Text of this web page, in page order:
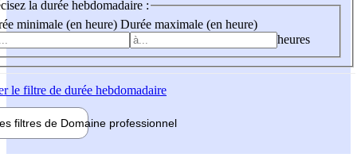
la durée hebdomadaire :
minimale (en heure) Durée maximale (en heure)
heures
le filtre de durée hebdomadaire
filtres de Domaine professionnel